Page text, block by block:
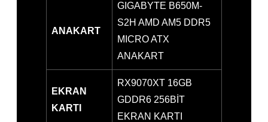
ANAKART
GIGABYTE B650M-
S2H AMD AM5 DDR5
MICRO ATX
ANAKART
EKRAN
KARTI
RX9070XT 16GB
GDDR6 256BİT
EKRAN KARTI